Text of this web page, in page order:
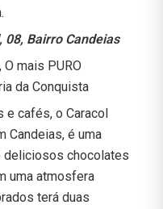
08, Bairro Candeias
mais PURO
da Conquista
e cafés, o Caracol
Candeias, é uma
deliciosos chocolates
uma atmosfera
terá duas